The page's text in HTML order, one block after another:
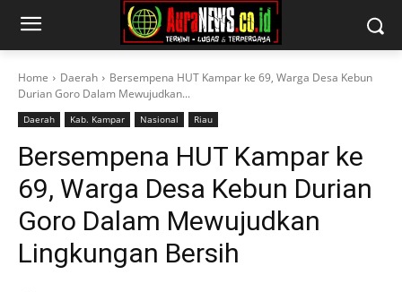
Home Daerah
Bersempena HUT Kampar ke 69, Warga Desa Kebun
Durian Goro Dalam Mewujudkan...
Daerah Kab. Kampar Nasional Riau
Bersempena HUT Kampar ke
69, Warga Desa Kebun Durian
Goro Dalam Mewujudkan
Lingkungan Bersih